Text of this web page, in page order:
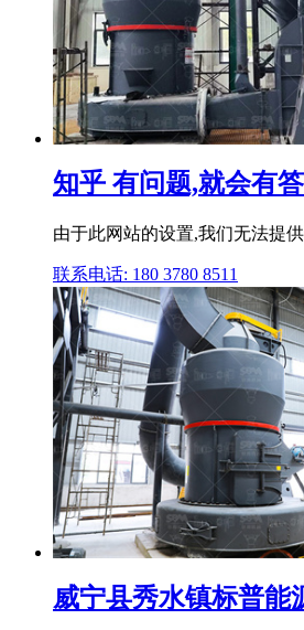
知乎 有问题,就会有
由于此网站的设置,我们无法提
联系电话: 180 3780 8511
威宁县秀水镇标普能